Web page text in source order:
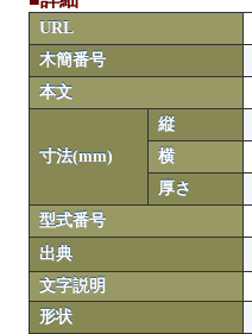
URL
木簡番号
本文
寸法(mm)
縦
横
厚さ
型式番号
出典
文字説明
形状